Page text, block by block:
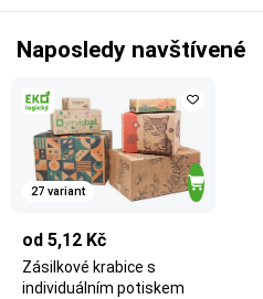
Naposledy navštívené
27 variant
od 5,12 Kč
Zásilkové krabice s
individuálním potiskem